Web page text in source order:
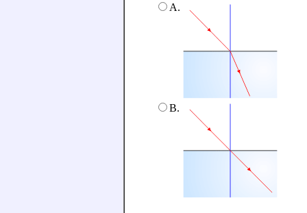
A.
B.